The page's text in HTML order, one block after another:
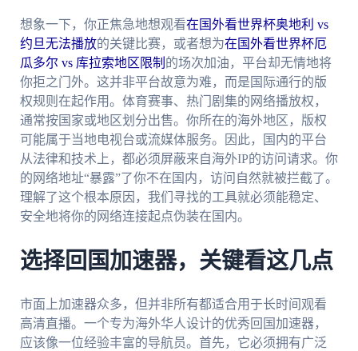
想象一下，你正焦急地想观看在国外看世界杯奥地利 vs
约旦无法播放的关键比赛，或者想为在国外看世界杯厄
瓜多尔 vs 库拉索地区限制 的场次加油，平台却无情地将
你拒之门外。这并非平台故意为难，而是国际通行的版
权规则在起作用。体育赛事、热门剧集的网络播放权，
通常按国家或地区划分出售。你所在的海外地区，版权
可能属于当地电视台或流媒体服务。因此，国内的平台
从法律和技术上，都必须屏蔽来自海外IP的访问请求。你
的网络地址“暴露”了你不在国内，访问自然就被拦截了。
理解了这个根本原因，我们寻找的工具就必须能稳定、
安全地将你的网络连接起点伪装在国内。
选择回国加速器，关键看这几点
市面上加速器众多，但并非所有都适合用于长时间观看
高清直播。一个专为海外华人设计的优秀回国加速器，
应该像一位经验丰富的导航员。首先，它必须拥有广泛